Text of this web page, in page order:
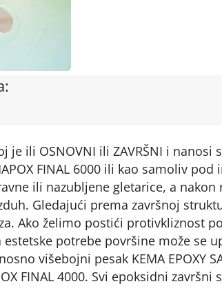
je ili OSNOVNI ili ZAVRŠNI i
FINAL 6000 ili kao samoliv pod
ili nazubljene gletarice, a
Gledajući prema završnoj
Ako želimo postići protivkliznost
potrebe površine može se
višebojni pesak KEMA EPOXY
FINAL 4000. Svi epoksidni